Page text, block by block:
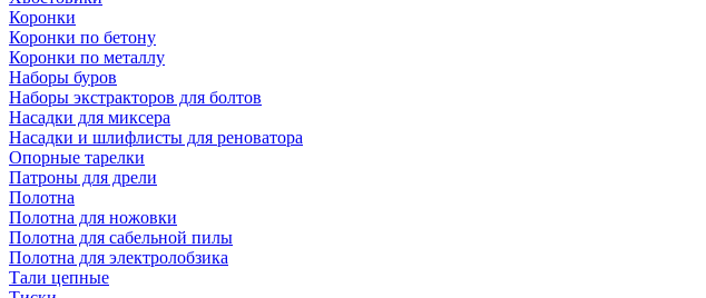
Коронки
Коронки по бетону
Коронки по металлу
Наборы буров
Наборы экстракторов для болтов
Насадки для миксера
Насадки и шлифлисты для реноватора
Опорные тарелки
Патроны для дрели
Полотна
Полотна для ножовки
Полотна для сабельной пилы
Полотна для электролобзика
Тали цепные